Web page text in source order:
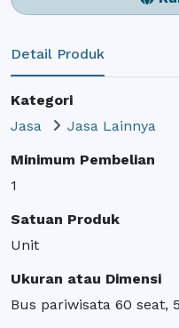
Detail Produk
Kategori
Jasa
Jasa Lainnya
Minimum Pembelian
1
Satuan Produk
Unit
Ukuran atau Dimensi
Bus pariwisata 60 seat,